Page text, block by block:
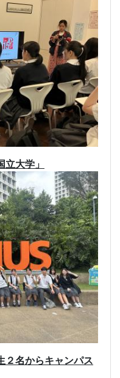
大学」
２名からキャンパス